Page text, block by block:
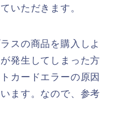
いただきます。
スの商品を購入しよ
発生してしまった方
カードエラーの原因
ます。なので、参考